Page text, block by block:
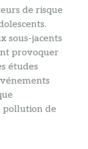
de risque
sous-jacents
provoquer
études
pollution de